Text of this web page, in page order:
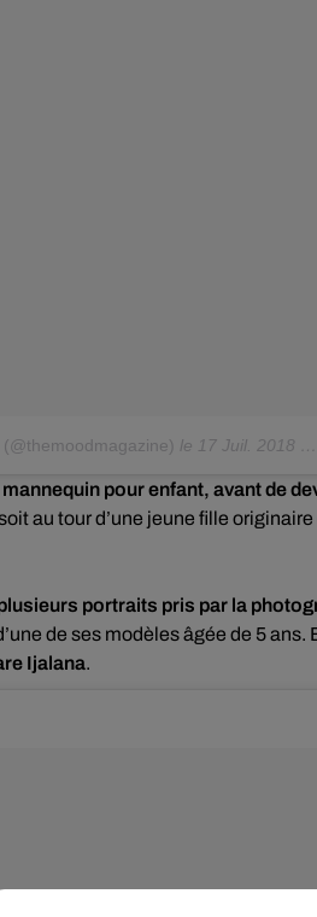
le 17 Juil. 2018 à 1 :40 PDT
pour enfant, avant de
au tour d’une jeune fille
portraits pris par la
de ses modèles âgée de 5
Ijalana.